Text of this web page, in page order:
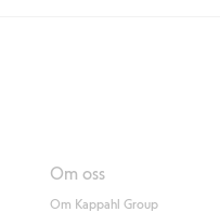
Om oss
Om Kappahl Group